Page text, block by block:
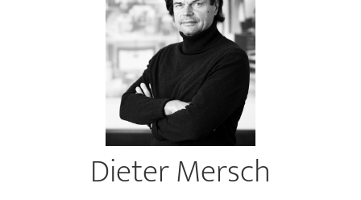
Dieter Mersch